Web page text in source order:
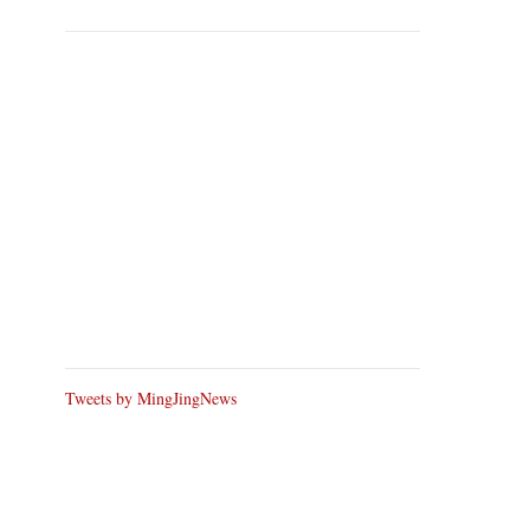
Tweets by MingJingNews